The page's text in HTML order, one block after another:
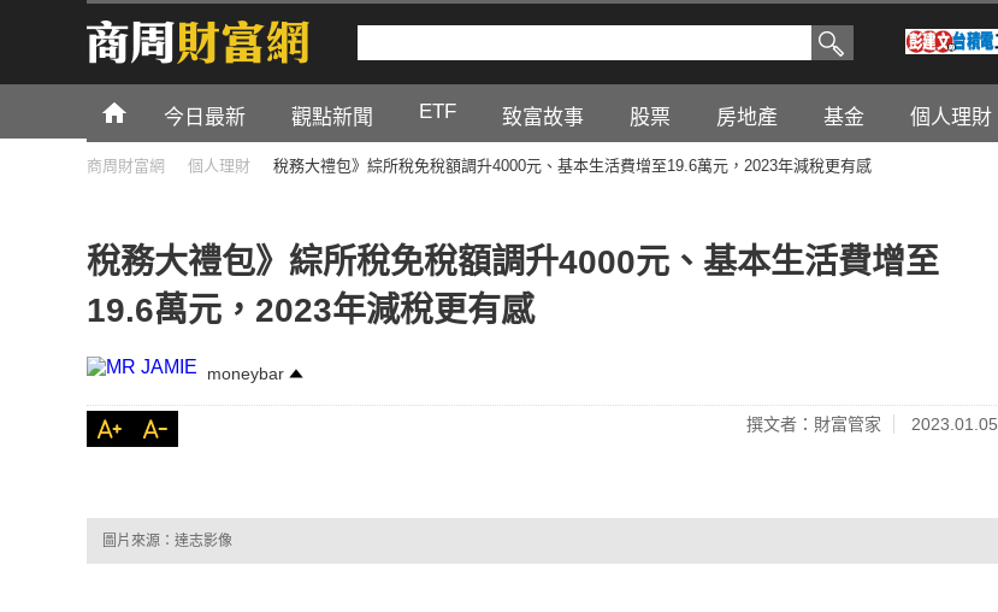
今日最新 觀點新聞 ETF 致富故事 股票 房地產 基金 個人理財
商周財富網 個人理財 稅務大禮包》綜所稅免稅額調升4000元、基本生活費增至19.6萬元，2023年減稅更有感
稅務大禮包》綜所稅免稅額調升4000元、基本生活費增至
19.6萬元，2023年減稅更有感
moneybar
撰文者：財富管家 2023.01.05
圖片來源：達志影像